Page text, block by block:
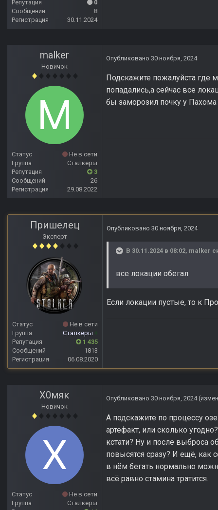
Репутация
0
Сообщений
8
Регистрация
30.11.2024
malker
Новичок
Статус
Не в сети
Группа
Сталкеры
Репутация
3
Сообщений
26
Регистрация
29.08.2022
Опубликовано 30 ноября, 2024
Подскажите пожалуйста где
попадались,а сейчас все
бы заморозил почку у Пахома
Пришелец
Эксперт
Статус
Не в сети
Группа
Сталкеры +
Репутация
1 435
Сообщений
1813
Регистрация
06.08.2020
Опубликовано 30 ноября, 2024
В 30.11.2024 в 08:02, malker
все локации обегал
Если локации пустые, то к
Х0мяк
Новичок
Статус
Не в сети
Группа
Сталкеры
Опубликовано 30 ноября, 2024
А подскажите по процессу
артефакт, или сколько
кстати? Ну и после выброса
повысятся сразу? И ещё, как
в нём бегать нормально
всё равно стамина тратится..